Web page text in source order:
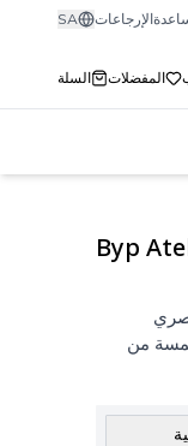
الإرجاعات SA
المفضلات السلة
لمسة من